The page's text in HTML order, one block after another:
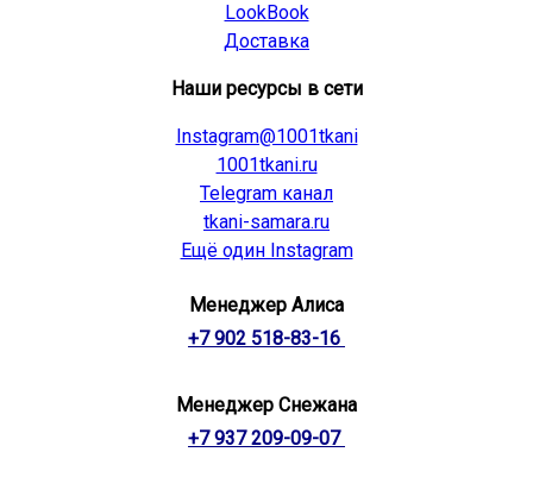
LookBook
Доставка
Наши ресурсы в сети
Instagram@1001tkani
1001tkani.ru
Telegram канал
tkani-samara.ru
Ещё один Instagram
Менеджер Алиса
+7 902 518-83-16
Менеджер Снежана
+7 937 209-09-07